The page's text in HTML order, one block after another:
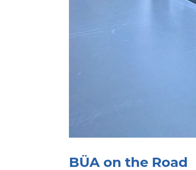
BÜA on the Road